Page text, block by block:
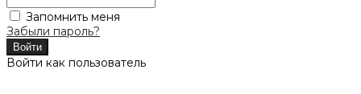
Запомнить меня
Забыли пароль?
Войти как пользователь